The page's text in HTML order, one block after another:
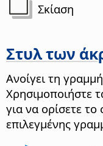
Σκίαση
Στυλ των
Ανοίγει τη
Χρησιμοποιήστε
για να ορίσετε το
επιλεγμένης